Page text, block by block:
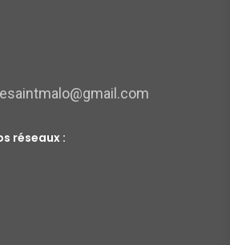
réseaux :